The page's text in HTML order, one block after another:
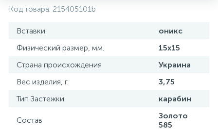
Код товара: 215405101b
Вставки
оникс
Физический размер, мм.
15х15
Страна происхождения
Украина
Вес изделия, г.
3,75
Тип Застежки
карабин
Состав
Золото
585